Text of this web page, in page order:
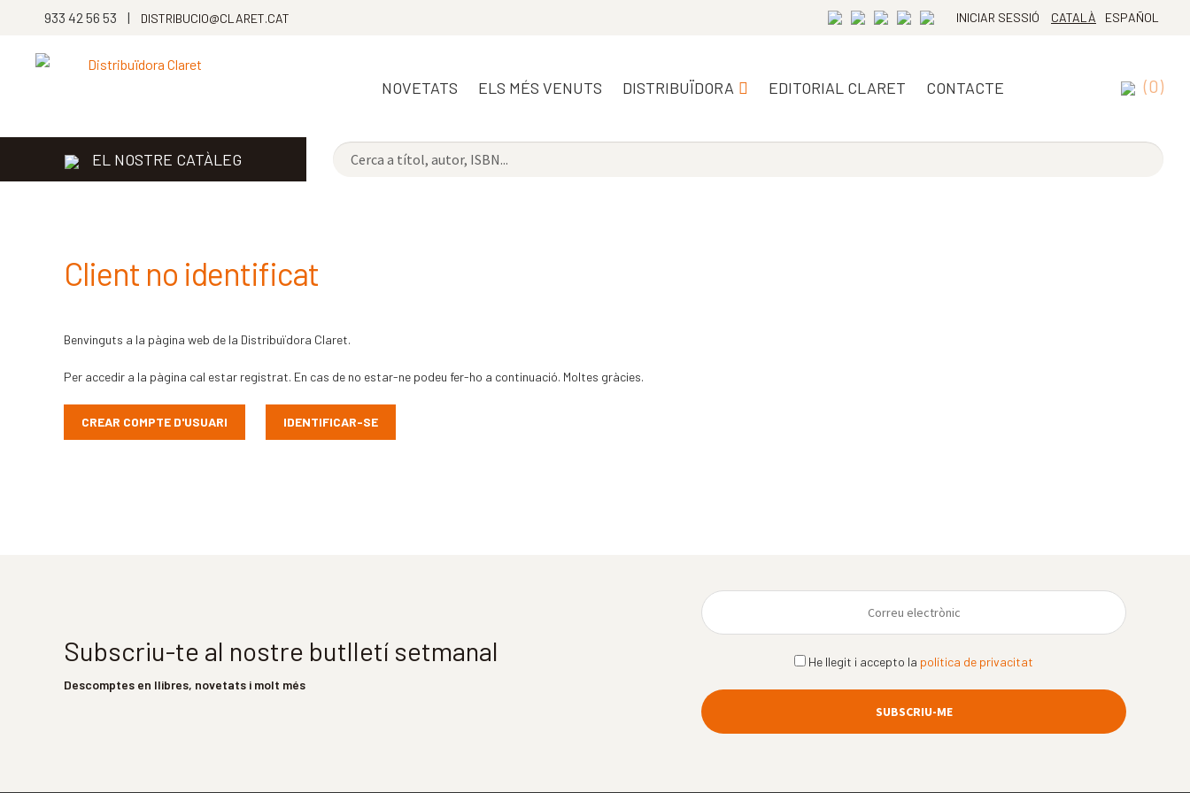
933 42 56 53 | DISTRIBUCIO@CLARET.CAT INICIAR SESSIÓ CATALÀ ESPAÑOL
NOVETATS ELS MÉS VENUTS DISTRIBUÏDORA EDITORIAL CLARET CONTACTE (0)
EL NOSTRE CATÀLEG
Client no identificat
Benvinguts a la pàgina web de la Distribuïdora Claret.
Per accedir a la pàgina cal estar registrat. En cas de no estar-ne podeu fer-ho a continuació. Moltes gràcies.
CREAR COMPTE D'USUARI IDENTIFICAR-SE
Subscriu-te al nostre butlletí setmanal
Descomptes en llibres, novetats i molt més
He llegit i accepto la política de privacitat